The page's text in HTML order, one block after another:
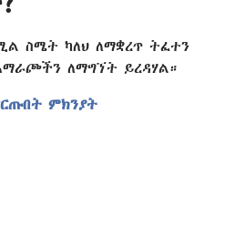
ስሜት ካለህ ለማቋረጥ ትፈተን
ለማግኘት ይረዳሃል።
ምክንያት